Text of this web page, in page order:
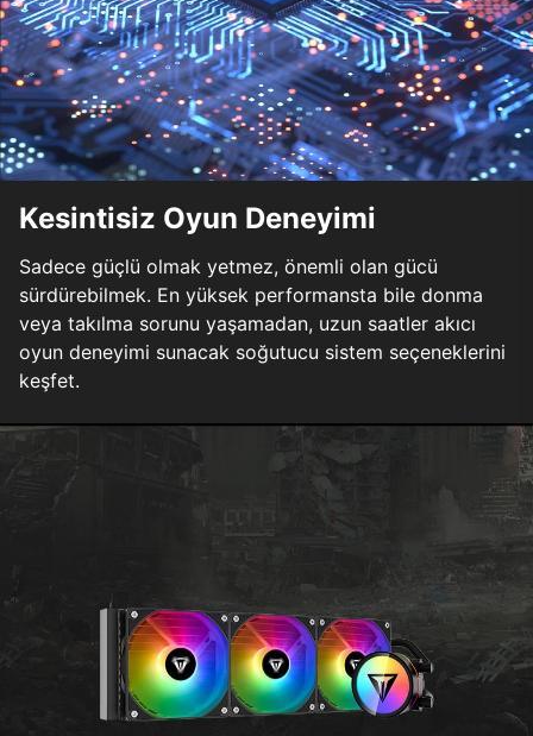
Kesintisiz Oyun Deneyimi
Sadece güçlü olmak yetmez, önemli olan gücü
sürdürebilmek. En yüksek performansta bile donma
veya takılma sorunu yaşamadan, uzun saatler akıcı
oyun deneyimi sunacak soğutucu sistem seçeneklerini
keşfet.